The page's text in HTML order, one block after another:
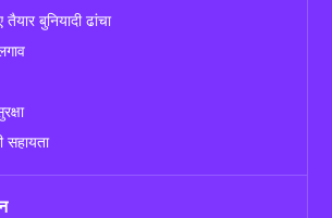
बुनियादी ढांचा
सहायता